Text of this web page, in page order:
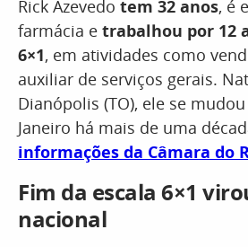
Rick Azevedo tem 32 anos, é
farmácia e trabalhou por 12
6×1, em atividades como
auxiliar de serviços gerais.
Dianópolis (TO), ele se
Janeiro há mais de uma
informações da Câmara do
Fim da escala 6×1
nacional